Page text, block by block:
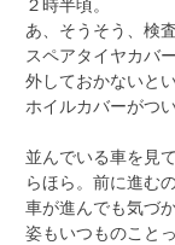
あ、そうそう、検
スペアタイヤカバ
外しておかないと
ホイルカバーがつ
並んでいる車を見
らほら。前に進む
車が進んでも気づ
姿もいつものことっ